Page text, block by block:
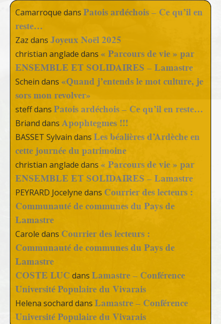
Camarroque dans Patois ardéchois – Ce qu’il en
reste…
Zaz dans Joyeux Noël 2025
christian anglade dans « Parcours de vie » par
ENSEMBLE ET SOLIDAIRES – Lamastre
Schein dans «Quand j’entends le mot culture, je
sors mon revolver»
steffdans Patois ardéchois – Ce qu’il en reste…
Briand dans Apophtegmes !!!
BASSET Sylvain dans Les béalières d’Ardèche en
cette journée du patrimoine
christian anglade dans « Parcours de vie » par
ENSEMBLE ET SOLIDAIRES – Lamastre
PEYRARD Jocelyne dans Courrier des lecteurs :
Communauté de communes du Pays de
Lamastre
Carole dans Courrier des lecteurs :
Communauté de communes du Pays de
Lamastre
COSTE LUC dans Lamastre – Conférence
Université Populaire du Vivarais
Helena sochard dans Lamastre – Conférence
Université Populaire du Vivarais